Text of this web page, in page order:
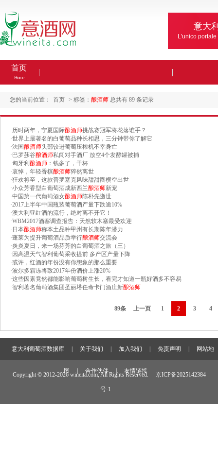
意大
L'unico
首页
Home
您的当前位置： 首页 > 标签： 酿酒师 总共有 89 条记录
·历时两年，宁夏国际酿酒师挑战赛冠军将花落谁手？
·世界上最著名的白葡萄品种长相思，三分钟带你了解它
·法国酿酒师头部铰进葡萄压榨机不幸身亡
· 巴罗莎谷酿酒师私闯对手酒厂 放空4个发酵罐被捕
·匈牙利 酿酒师 ：钱多了，干杯
·哀悼，年轻香槟酿酒师猝然离世
·狂欢将至，这款普罗塞克风味甜甜圈横空出世
·小众芳香型白葡萄酒成新西兰酿酒师新宠
·中国第一代葡萄酒女酿酒师陈朴先逝世
·2017上半年中国瓶装葡萄酒产量下跌逾10%
·澳大利亚红酒的流行，绝对离不开它！
·WBM2017酒塞调查报告：天然软木塞最受欢迎
· 日本酿酒师称本土品种甲州有长期陈年潜力
·蓬莱为提升葡萄酒品质举行酿酒师交流会
·炎炎夏日，来一场芬芳的白葡萄酒之旅（三）
· 因高温天气智利葡萄采收提前 多产区产量下降
·或许，红酒的年份没有你想象的那么重要
·波尔多霜冻将致2017年份酒价上涨20%
·这些因素竟然都能影响葡萄树生长，看完才知道一瓶好酒多不容易
·智利著名葡萄酒集团圣丽塔任命卡门酒庄新酿酒师
89条 上一页 1 2 3 4
意大利葡萄酒数据库 关于我们 加入我们 免责声明 网站地
图 合作伙伴 友情链接
Copyright © 2012-2026 wineita.com, All Rights Reserved. 京ICP备2025142384
号-1